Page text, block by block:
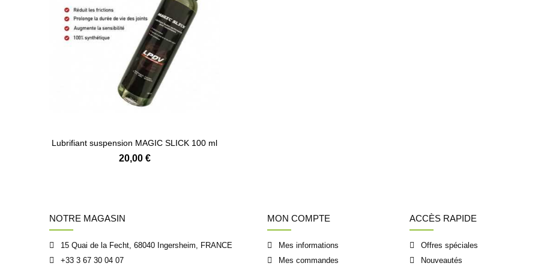
Lubrifiant suspension MAGIC SLICK 100 ml
20,00 €
NOTRE MAGASIN
15 Quai de la Fecht, 68040 Ingersheim, FRANCE
+33 3 67 30 04 07
MON COMPTE
Mes informations
Mes commandes
ACCÈS RAPIDE
Offres spéciales
Nouveautés